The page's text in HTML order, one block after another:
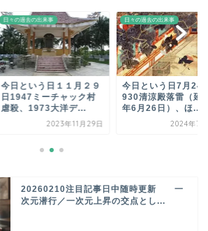
日々の過去の出来事
今日という日１１月２９
日1947ミーチャック村
虐殺、1973大洋デ...
2023年11月29日
日々の過去の出来事
今日という日7月
930清涼殿落雷（延
年6月26日）、ほ...
2024年7
20260210注目記事日中随時更新 一
次元潜行／一次元上昇の交点とし...